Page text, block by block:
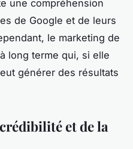
une compréhension
de Google et de leurs
le marketing de
long terme qui, si elle
générer des résultats
et de la